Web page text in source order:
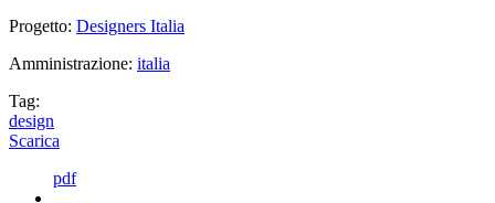
Progetto: Designers Italia
Amministrazione: italia
Tag:
design
Scarica
pdf